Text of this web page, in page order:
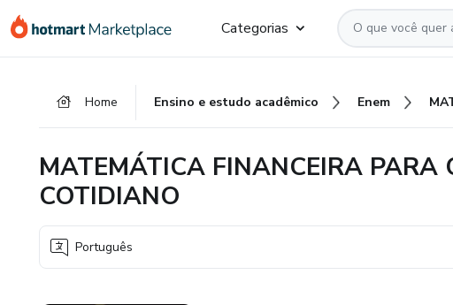
para
para
para
Categorias
Home Ensino e estudo acadêmico Enem
MATEMÁTICA FINANCEIRA PARA
COTIDIANO
Português